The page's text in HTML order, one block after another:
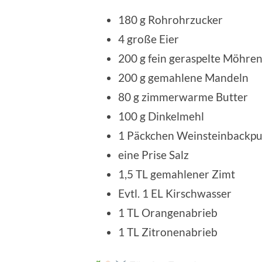
180 g Rohrohrzucker
4 große Eier
200 g fein geraspelte Möhren
200 g gemahlene Mandeln
80 g zimmerwarme Butter
100 g Dinkelmehl
1 Päckchen
eine Prise Salz
1,5 TL gemahlener Zimt
Evtl. 1 EL Kirschwasser
1 TL Orangenabrieb
1 TL Zitronenabrieb